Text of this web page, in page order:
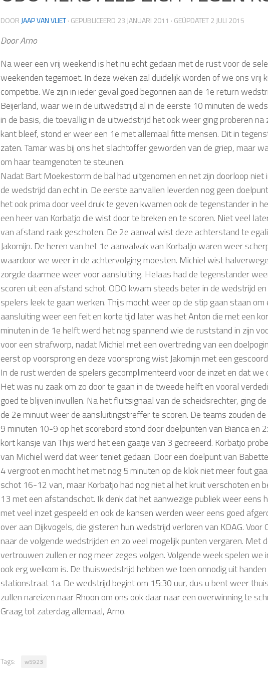
DOOR JAAP VAN VLIET· GEPUBLICEERD 23 JANUARI 2011 · GEÜPDATET2 JULI 2015
Door Arno
Na weer een vrij weekend is het nu echt gedaan met de rust voor de
weekenden tegemoet. In deze weken zal duidelijk worden of we ons vrij
competitie. We zijn in ieder geval goed begonnen aan de 1e return
Beijerland, waar we in de uitwedstrijd al in de eerste 10 minuten de
in de basis, die toevallig in de uitwedstrijd het ook weer ging proberen
kant bleef, stond er weer een 1e met allemaal fitte mensen. Dit in
zaten. Tamar was bij ons het slachtoffer geworden van de griep, maar
om haar teamgenoten te steunen.
Nadat Bart Moekestorm de bal had uitgenomen en net zijn doorloop
de wedstrijd dan echt in. De eerste aanvallen leverden nog geen
het ook prima door veel druk te geven kwamen ook de tegenstander in
een heer van Korbatjo die wist door te breken en te scoren. Niet veel
van afstand raak geschoten. De 2e aanval wist deze achterstand te
Jakomijn. De heren van het 1e aanvalvak van Korbatjo waren weer
waardoor we weer in de achtervolging moesten. Michiel wist
zorgde daarmee weer voor aansluiting. Helaas had de tegenstander
scoren uit een afstand schot. ODO kwam steeds beter in de wedstrijd
spelers leek te gaan werken. Thijs mocht weer op de stip gaan staan
aansluiting weer een feit en korte tijd later was het Anton die met een
minuten in de 1e helft werd het nog spannend wie de ruststand in zijn
voor een strafworp, nadat Michiel met een overtreding van een
eerst op voorsprong en deze voorsprong wist Jakomijn met een
In de rust werden de spelers gecomplimenteerd voor de inzet en dat
Het was nu zaak om zo door te gaan in de tweede helft en vooral
goed te blijven invullen. Na het fluitsignaal van de scheidsrechter, ging
de 2e minuut weer de aansluitingstreffer te scoren. De teams zouden
9 minuten 10-9 op het scorebord stond door doelpunten van Bianca en
kort kansje van Thijs werd het een gaatje van 3 gecreëerd. Korbatjo
van Michiel werd dat weer teniet gedaan. Door een doelpunt van
4 vergroot en mocht het met nog 5 minuten op de klok niet meer fout
schot 16-12 van, maar Korbatjo had nog niet al het kruit verschoten en
13 met een afstandschot. Ik denk dat het aanwezige publiek weer eens
met veel inzet gespeeld en ook de kansen werden weer eens goed
over aan Dijkvogels, die gisteren hun wedstrijd verloren van KOAG.
naar de volgende wedstrijden en zo veel mogelijk punten vergaren. Met
vertrouwen zullen er nog meer zeges volgen. Volgende week spelen
ook erg welkom is. De thuiswedstrijd hebben we toen onnodig uit
stationstraat 1a. De wedstrijd begint om 15:30 uur, dus u bent weer
zullen nareizen naar Rhoon om ons ook daar naar een overwinning te
Graag tot zaterdag allemaal, Arno.
Tags: w5923